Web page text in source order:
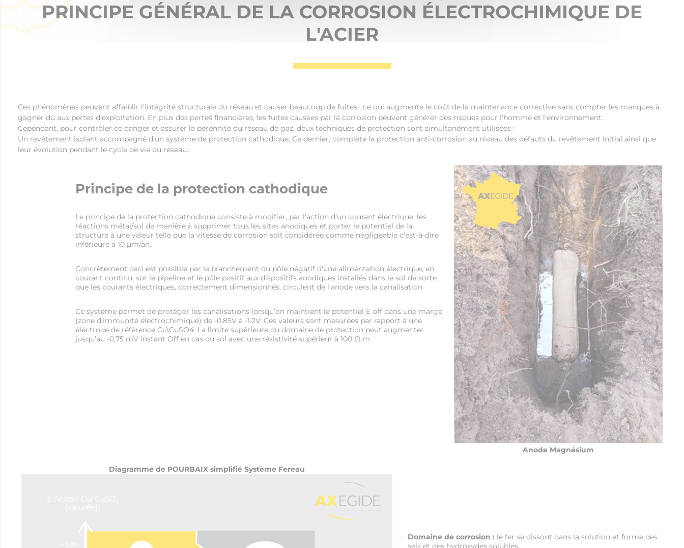
PRINCIPE GÉNÉRAL DE LA CORROSION ÉLECTROCHIMIQUE DE
L'ACIER
Ces phénomènes peuvent affaiblir l'intégrité structurale du réseau et causer beaucoup de fuites ; ce qui augmente le coût de la maintenance corrective sans compter les manques à
gagner dû aux pertes d’exploitation. En plus des pertes financières, les fuites causées par la corrosion peuvent générer des risques pour l’homme et l’environnement.
Cependant, pour contrôler ce danger et assurer la pérennité du réseau de gaz, deux techniques de protection sont simultanément utilisées :
Un revêtement isolant accompagné d’un système de protection cathodique. Ce dernier, complète la protection anti-corrosion au niveau des défauts du revêtement initial ainsi que
leur évolution pendant le cycle de vie du réseau.
Principe de la protection cathodique
Le principe de la protection cathodique consiste à modifier, par l’action d’un courant électrique, les
réactions métal/sol de manière à supprimer tous les sites anodiques et porter le potentiel de la
structure à une valeur telle que la vitesse de corrosion soit considérée comme négligeable c’est-à-dire
inférieure à 10 μm/an.
Concrètement ceci est possible par le branchement du pôle négatif d'une alimentation électrique, en
courant continu, sur le pipeline et le pôle positif aux dispositifs anodiques installés dans le sol de sorte
que les courants électriques, correctement dimensionnés, circulent de l'anode vers la canalisation.
Ce système permet de protéger les canalisations lorsqu’on maintient le potentiel E off dans une marge
(zone d’immunité électrochimique) de -0.85V à -1.2V. Ces valeurs sont mesurées par rapport à une
électrode de référence Cu\CuSO4. La limite supérieure du domaine de protection peut augmenter
jusqu’au -0,75 mV instant Off en cas du sol avec une résistivité supérieur à 100 Ω.m.
Anode Magnésium
Diagramme de POURBAIX simplifié Système Fereau
Domaine de corrosion : le fer se dissout dans la solution et forme des
sels et des hydroxydes solubles.